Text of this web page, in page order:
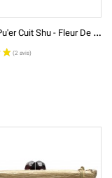
G
Alette Pu'er Cuit Shu - Fleur De Lotus - 2017 - VIETNAM